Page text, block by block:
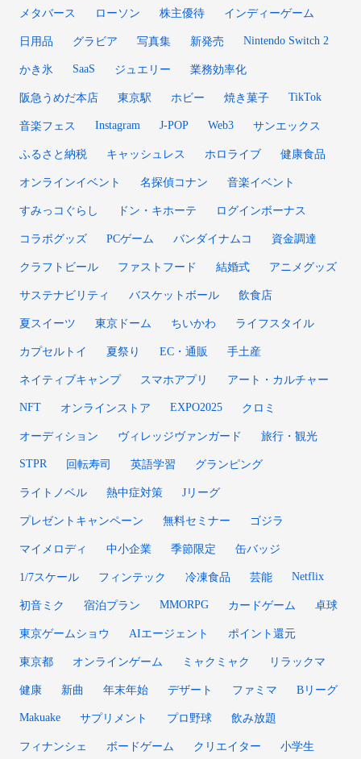
メタバース ローソン 株主優待 インディーゲーム
日用品 グラビア 写真集 新発売 Nintendo Switch 2
かき氷 SaaS ジュエリー 業務効率化
阪急うめだ本店 東京駅 ホビー 焼き菓子 TikTok
音楽フェス Instagram J-POP Web3 サンエックス
ふるさと納税 キャッシュレス ホロライブ 健康食品
オンラインイベント 名探偵コナン 音楽イベント
すみっコぐらし ドン・キホーテ ログインボーナス
コラボグッズ PCゲーム バンダイナムコ 資金調達
クラフトビール ファストフード 結婚式 アニメグッズ
サステナビリティ バスケットボール 飲食店
夏スイーツ 東京ドーム ちいかわ ライフスタイル
カプセルトイ 夏祭り EC・通販 手土産
ネイティブキャンプ スマホアプリ アート・カルチャー
NFT オンラインストア EXPO2025 クロミ
オーディション ヴィレッジヴァンガード 旅行・観光
STPR 回転寿司 英語学習 グランピング
ライトノベル 熱中症対策 Jリーグ
プレゼントキャンペーン 無料セミナー ゴジラ
マイメロディ 中小企業 季節限定 缶バッジ
1/7スケール フィンテック 冷凍食品 芸能 Netflix
初音ミク 宿泊プラン MMORPG カードゲーム 卓球
東京ゲームショウ AIエージェント ポイント還元
東京都 オンラインゲーム ミャクミャク リラックマ
健康 新曲 年末年始 デザート ファミマ Bリーグ
Makuake サプリメント プロ野球 飲み放題
フィナンシェ ボードゲーム クリエイター 小学生